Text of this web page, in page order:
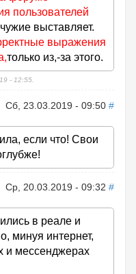
пользователей
выставляет.
выражения
только из,-за этого.
- 12:55.
Сб, 23.03.2019 - 09:50 #
если что! Свои
Ср, 20.03.2019 - 09:32 #
в реале и
минуя интернет,
и мессенджерах